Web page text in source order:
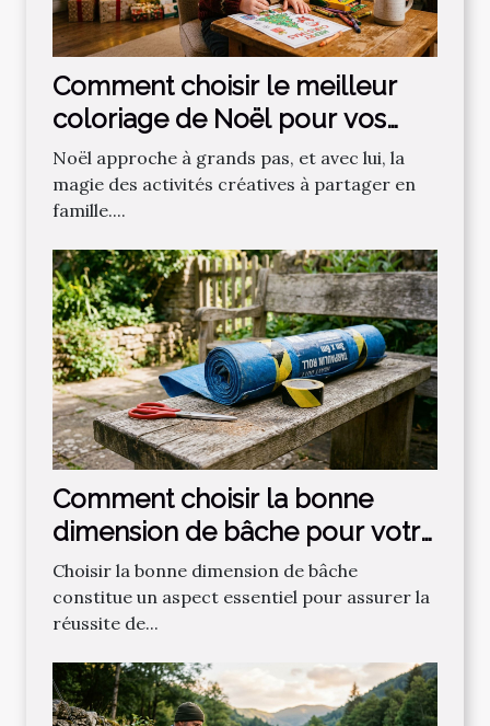
Comment choisir le meilleur
coloriage de Noël pour vos
enfants ?
Noël approche à grands pas, et avec lui, la
magie des activités créatives à partager en
famille....
Comment choisir la bonne
dimension de bâche pour votre
projet ?
Choisir la bonne dimension de bâche
constitue un aspect essentiel pour assurer la
réussite de...